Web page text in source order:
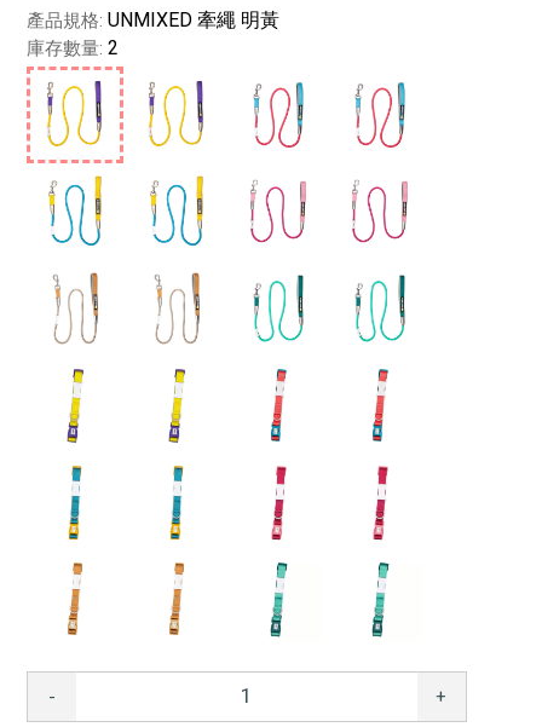
產品規格: UNMIXED 牽繩 明黃
庫存數量: 2
- +